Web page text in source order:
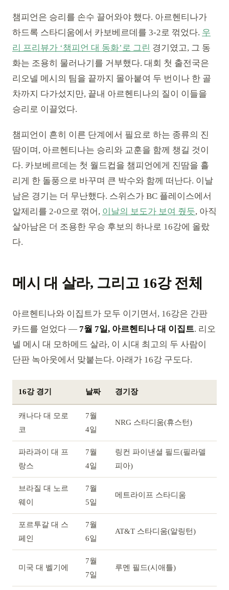
챔피언은 승리를 손수 끌어와야 했다. 아르헨티나가
하드록 스타디움에서 카보베르데를 3-2로 꺾었다. 우
리 프리뷰가 ‘챔피언 대 동화’로 그린 경기였고, 그 동
화는 조용히 물러나기를 거부했다. 대회 첫 출전국은
리오넬 메시의 팀을 끝까지 몰아붙여 두 번이나 한 골
차까지 다가섰지만, 끝내 아르헨티나의 질이 이들을
승리로 이끌었다.
챔피언이 흔히 이른 단계에서 필요로 하는 종류의 진
땀이며, 아르헨티나는 승리와 교훈을 함께 챙길 것이
다. 카보베르데는 첫 월드컵을 챔피언에게 진땀을 흘
리게 한 돌풍으로 바꾸며 큰 박수와 함께 떠난다. 이날
남은 경기는 더 무난했다. 스위스가 BC 플레이스에서
알제리를 2-0으로 꺾어, 이날의 보도가 보여 줬듯, 아직
살아남은 더 조용한 우승 후보의 하나로 16강에 올랐
다.
메시 대 살라, 그리고 16강 전체
아르헨티나와 이집트가 모두 이기면서, 16강은 간판
카드를 얻었다 — 7월 7일, 아르헨티나 대 이집트. 리오
넬 메시 대 모하메드 살라, 이 시대 최고의 두 사람이
단판 녹아웃에서 맞붙는다. 아래가 16강 구도다.
16강 경기 날짜 경기장
캐나다 대 모로
코
7월
4일
NRG 스타디움(휴스턴)
파라과이 대 프
랑스
7월
4일
링컨 파이낸셜 필드(필라델
피아)
브라질 대 노르
웨이
7월
5일
메트라이프 스타디움
포르투갈 대 스
페인
7월
6일
AT&T 스타디움(알링턴)
미국 대 벨기에
7월
7일
루멘 필드(시애틀)